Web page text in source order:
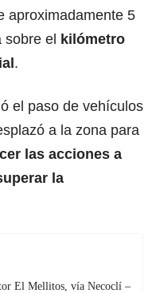
aproximadamente 5
sobre el kilómetro
.
el paso de vehículos
a la zona para
las acciones a
la
El Mellitos, vía Necoclí –